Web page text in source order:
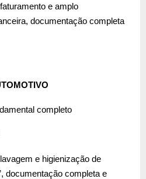
e amplo
documentação completa
completo
e higienização de
documentação completa e